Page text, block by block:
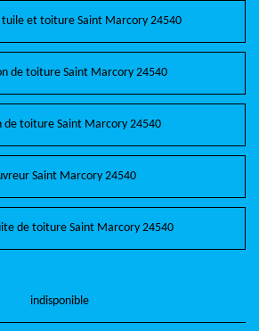
tuile et toiture Saint Marcory 24540
de toiture Saint Marcory 24540
de toiture Saint Marcory 24540
Saint Marcory 24540
de toiture Saint Marcory 24540
indisponible